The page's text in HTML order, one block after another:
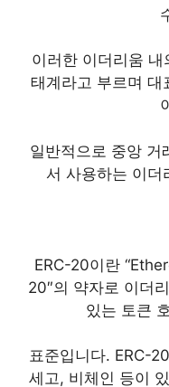
이러한 이더리움
태계라고 부르며 대
일반적으로 중앙 거
서 사용하는 이더
ERC-20이란
20″의 약자로 이더
있는 토큰
표준입니다. ERC-
세고, 비체인 등이